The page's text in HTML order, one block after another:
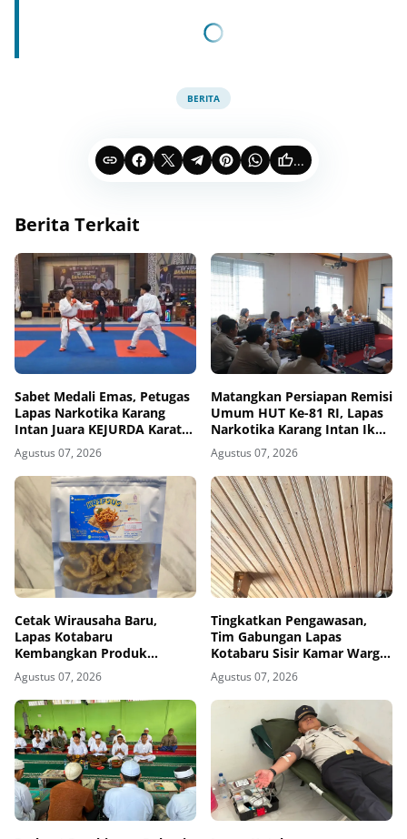
BERITA
...
Berita Terkait
Sabet Medali Emas, Petugas
Lapas Narkotika Karang
Intan Juara KEJURDA Karate
Banjarbaru 2026
Agustus 07, 2026
Matangkan Persiapan Remisi
Umum HUT Ke-81 RI, Lapas
Narkotika Karang Intan Ikuti
Rapat Koordinasi
Agustus 07, 2026
Cetak Wirausaha Baru,
Lapas Kotabaru
Kembangkan Produk
Kripsus La-New City
Agustus 07, 2026
Tingkatkan Pengawasan,
Tim Gabungan Lapas
Kotabaru Sisir Kamar Warga
Binaan
Agustus 07, 2026